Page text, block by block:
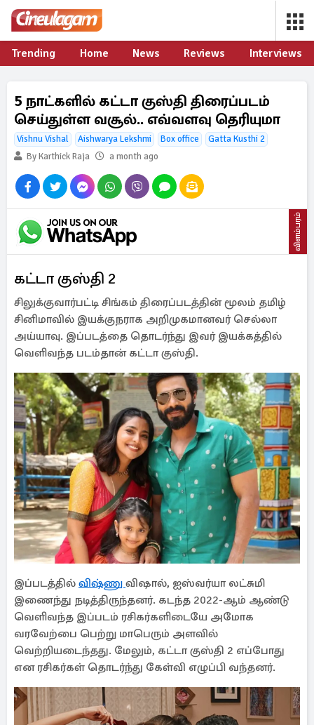
Trending Home News Reviews Interviews
5 நாட்களில் கட்டா குஸ்தி திரைப்படம்
செய்துள்ள வசூல்.. எவ்வளவு தெரியுமா
Vishnu Vishal Aishwarya Lekshmi Box office
Gatta Kusthi 2
By Karthick Raja
a month ago
விளம்பரம்
கட்டா குஸ்தி 2
சிலுக்குவார்பட்டி சிங்கம் திரைப்படத்தின் மூலம் தமிழ்
சினிமாவில் இயக்குநராக அறிமுகமானவர் செல்லா
அய்யாவு. இப்படத்தை தொடர்ந்து இவர் இயக்கத்தில்
வெளிவந்த படம்தான் கட்டா குஸ்தி.
இப்படத்தில் விஷ்ணு விஷால், ஐஸ்வர்யா லட்சுமி
இணைந்து நடித்திருந்தனர். கடந்த 2022-ஆம் ஆண்டு
வெளிவந்த இப்படம் ரசிகர்களிடையே அமோக
வரவேற்பை பெற்று மாபெரும் அளவில்
வெற்றியடைந்தது. மேலும், கட்டா குஸ்தி 2 எப்போது
என ரசிகர்கள் தொடர்ந்து கேள்வி எழுப்பி வந்தனர்.